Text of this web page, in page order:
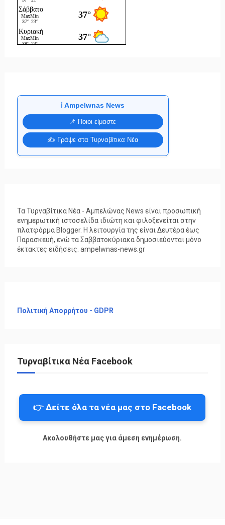
ℹ️ Ampelwnas News
📌 Ποιοι είμαστε
✍️ Γράψε στα Τυρναβίτικα Νέα
Τα Τυρναβίτικα Νέα - Αμπελώνας News είναι προσωπική
ενημερωτική ιστοσελίδα ιδιώτη και φιλοξενείται στην
πλατφόρμα Blogger. Η λειτουργία της είναι Δευτέρα έως
Παρασκευή, ενώ τα Σαββατοκύριακα δημοσιεύονται μόνο
έκτακτες ειδήσεις. ampelwnas-news.gr
Πολιτική Απορρήτου - GDPR
Τυρναβίτικα Νέα Facebook
👉 Δείτε όλα τα νέα μας στο Facebook
Ακολουθήστε μας για άμεση ενημέρωση.